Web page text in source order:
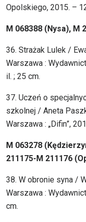
Opolskiego, 2015. –
M 068388 (Nysa), M
36. Strażak Lulek /
Warszawa :
il. ; 25 cm.
37. Uczeń o
szkolnej / Aneta
Warszawa : „Difin”,
M 063278
211175-M 211176
38. W obronie syna /
Warszawa :
cm.